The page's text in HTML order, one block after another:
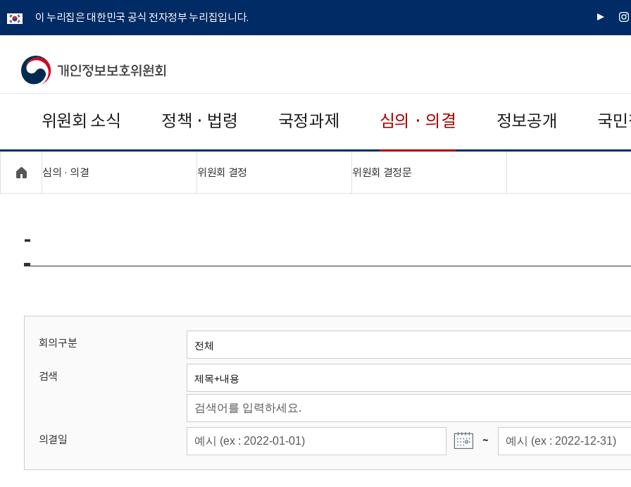
이 누리집은 대한민국 공식 전자정부 누리집입니다.
유
인
개
보
보
위
회
위원회 소식 정책 · 법령 국정과제 심의 · 의결 정보공개 국
심의 · 의결 위원회 결정 위원회 결정문"접기,펼치기"
-
회의구분
검색
의결일 ~